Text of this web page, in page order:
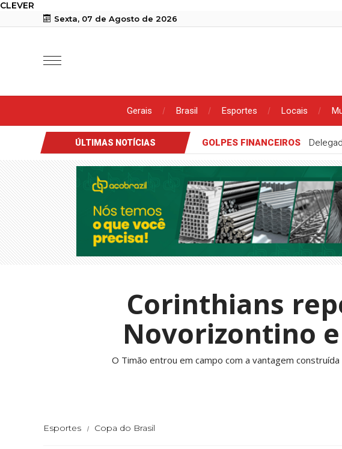
CLEVER
Sexta, 07 de Agosto de 2026
Gerais Brasil Esportes Locais
ÚLTIMAS NOTÍCIAS GOLPES FINANCEIROS
Corinthians
Novorizontino
O Timão entrou em campo com a vantagem
Esportes Copa do Brasil